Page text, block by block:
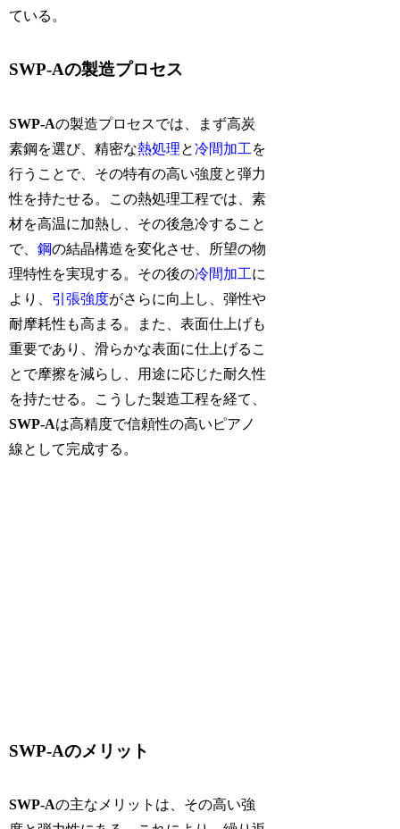
ている。
SWP-Aの製造プロセス
SWP-Aの製造プロセスでは、まず高炭
素鋼を選び、精密な熱処理と冷間加工を
行うことで、その特有の高い強度と弾力
性を持たせる。この熱処理工程では、素
材を高温に加熱し、その後急冷すること
で、鋼の結晶構造を変化させ、所望の物
理特性を実現する。その後の冷間加工に
より、 引張強度がさらに向上し、弾性や
耐摩耗性も高まる。また、表面仕上げも
重要であり、滑らかな表面に仕上げるこ
とで摩擦を減らし、用途に応じた耐久性
を持たせる。こうした製造工程を経て、
SWP-Aは高精度で信頼性の高いピアノ
線として完成する。
SWP-Aのメリット
SWP-Aの主なメリットは、その高い強